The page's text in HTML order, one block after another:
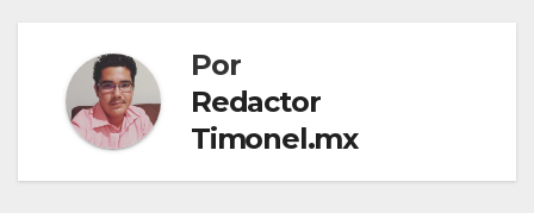
Por
Redactor
Timonel.mx